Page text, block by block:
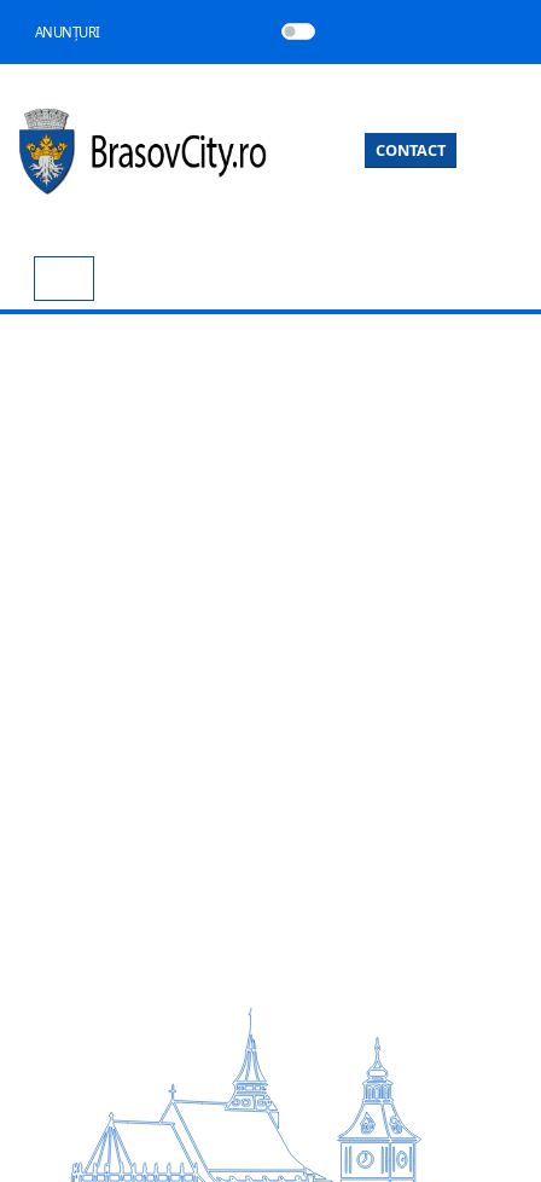
ANUNȚURI
CONTACT